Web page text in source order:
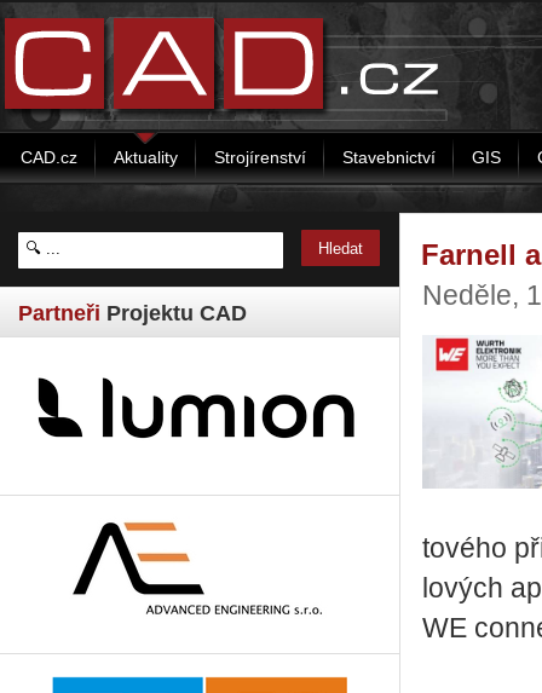
CAD.cz Aktuality Strojírenství Stavebnictví GIS
Partneři Projektu CAD
Farnell
Neděle,
to­vé­ho
lo­vých
WE